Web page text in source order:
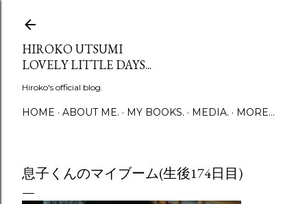
HIROKO UTSUMI
LOVELY LITTLE DAYS...
Hiroko's official blog.
HOME ABOUT ME. MY BOOKS. MEDIA. MORE…
息子くんのマイブーム(生後174日目)